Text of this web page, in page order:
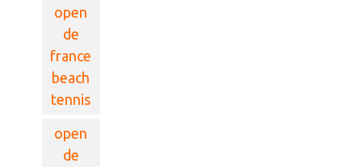
open
de
france
beach
tennis
open
de